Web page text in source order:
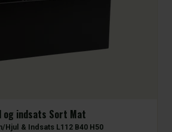
og indsats Sort Mat
Hjul & Indsats L112 B40 H50